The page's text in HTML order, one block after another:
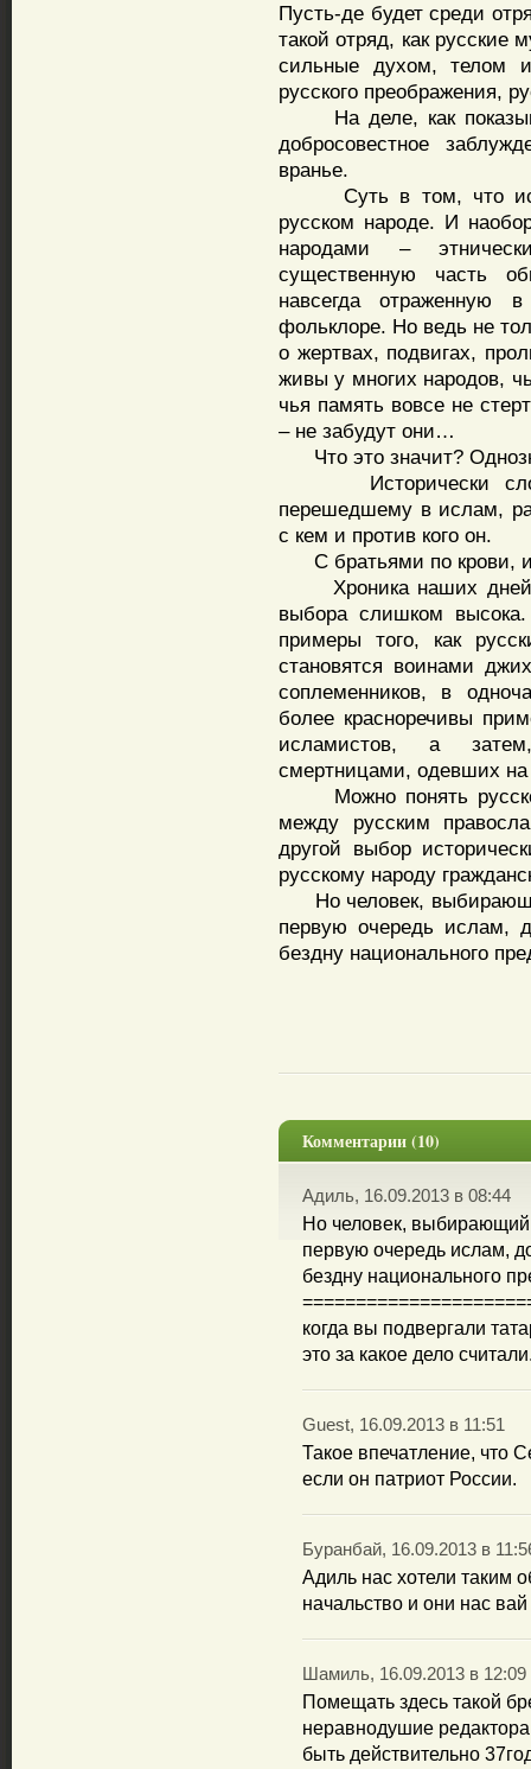
Пусть-де будет среди
такой отряд, как русские
сильные духом, телом
русского преображения,
На деле, как
добросовестное
вранье.
Суть в том, что
русском народе. И
народами –
существенную часть
навсегда отраженную
фольклоре. Но ведь не
о жертвах, подвигах,
живы у многих народов,
чья память вовсе не
– не забудут они…
Что это значит?
Исторически
перешедшему в ислам,
с кем и против кого он.
С братьями по крови,
Хроника наших дней
выбора слишком
примеры того, как
становятся воинами
соплеменников, в
более красноречивы
исламистов, а
смертницами, одевших
Можно понять
между русским
другой выбор
русскому народу
Но человек,
первую очередь ислам,
бездну национального
Комментарии (10)
Адиль, 16.09.2013 в 08:44
Но человек,
первую очередь ислам,
бездну национального
когда вы подвергали
это за какое дело
Guest, 16.09.2013 в 11:51
Такое впечатление, что
если он патриот России.
Буранбай, 16.09.2013 в
Адиль нас хотели таким
начальство и они нас вай
Шамиль, 16.09.2013 в 12:09
Помещать здесь такой
неравнодушие
быть действительно